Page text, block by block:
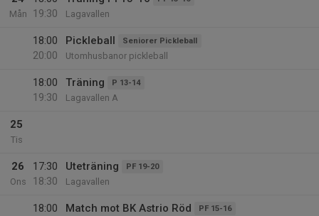
Mån
19:30
Lagavallen
18:00
20:00
Pickleball Seniorer Pickleball
Utomhusbanor pickleball
18:00
19:30
Träning P 13-14
Lagavallen A
25
Tis
26
Ons
17:30
18:30
Uteträning PF 19-20
Lagavallen
18:00
Match mot BK Astrio Röd PF 15-16